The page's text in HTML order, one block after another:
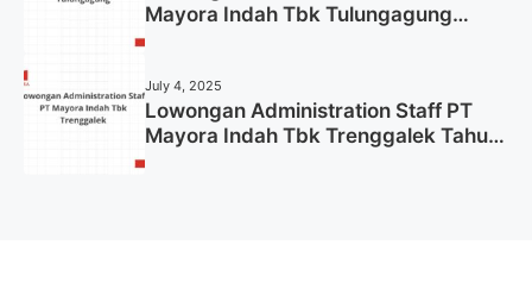
Mayora Indah Tbk Tulungagung
July 4, 2025
Lowongan Administration Staff PT
Mayora Indah Tbk Trenggalek Tahun